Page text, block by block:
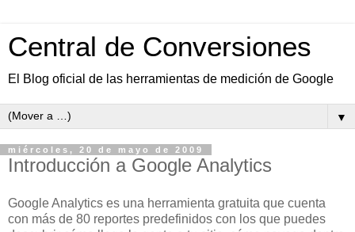
Central de Conversiones
El Blog oficial de las herramientas de medición de Google
▼
miércoles, 20 de mayo de 2009
Introducción a Google Analytics
Google Analytics es una herramienta gratuita que cuenta
con más de 80 reportes predefinidos con los que puedes